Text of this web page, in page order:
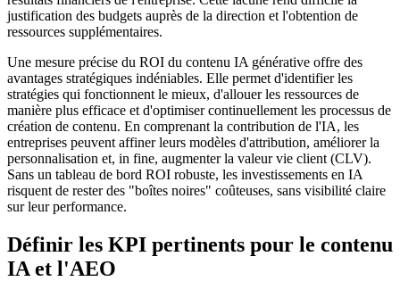
justification des budgets auprès de la direction et l'obtention de
ressources supplémentaires.
Une mesure précise du ROI du contenu IA générative offre des
avantages stratégiques indéniables. Elle permet d'identifier les
stratégies qui fonctionnent le mieux, d'allouer les ressources de
manière plus efficace et d'optimiser continuellement les processus de
création de contenu. En comprenant la contribution de l'IA, les
entreprises peuvent affiner leurs modèles d'attribution, améliorer la
personnalisation et, in fine, augmenter la valeur vie client (CLV).
Sans un tableau de bord ROI robuste, les investissements en IA
risquent de rester des "boîtes noires" coûteuses, sans visibilité claire
sur leur performance.
Définir les KPI pertinents pour le contenu
IA et l'AEO